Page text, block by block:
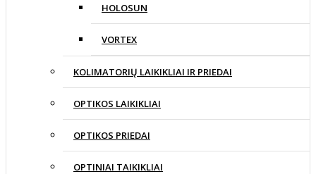
HOLOSUN
VORTEX
KOLIMATORIŲ LAIKIKLIAI IR PRIEDAI
OPTIKOS LAIKIKLIAI
OPTIKOS PRIEDAI
OPTINIAI TAIKIKLIAI